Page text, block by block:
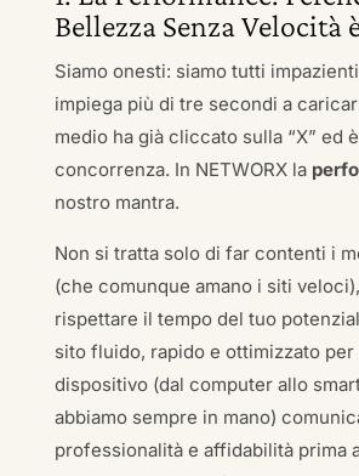
Bellezza Senza Velocità
Siamo onesti: siamo tutti
impiega più di tre secondi a
medio ha già cliccato sulla “X” ed
concorrenza. In NETWORX la
nostro mantra.
Non si tratta solo di far contenti i
(che comunque amano i siti
rispettare il tempo del tuo
sito fluido, rapido e ottimizzato per
dispositivo (dal computer allo
abbiamo sempre in mano)
professionalità e affidabilità prima